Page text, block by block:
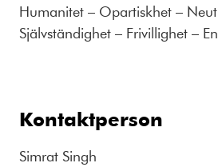
Humanitet – Opartiskhet –
Självständighet – Frivillighet –
Kontaktperson
Simrat Singh